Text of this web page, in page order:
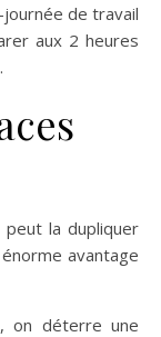
de travail
aux 2 heures
peut la dupliquer
avantage
on déterre une